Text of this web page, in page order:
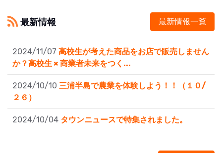
最新情報 最新情報一覧
2024/11/07 高校生が考えた商品をお店で販売しません
か？高校生 × 商業者未来をつく...
2024/10/10 三浦半島で農業を体験しよう！！（１０/
２６）
2024/10/04 タウンニュースで特集されました。